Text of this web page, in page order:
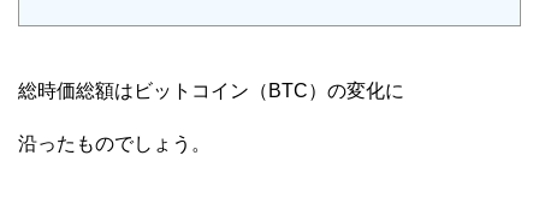
総時価総額はビットコイン（BTC）の変化に
沿ったものでしょう。